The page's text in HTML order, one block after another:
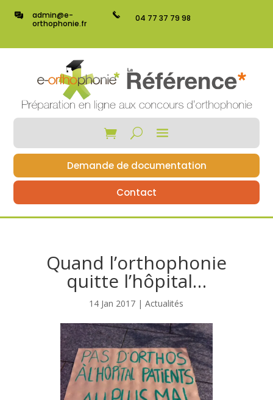
admin@e-
orthophonie.fr
04 77 37 79 98
Demande de documentation
Contact
Quand l’orthophonie
quitte l’hôpital…
14 Jan 2017 |Actualités